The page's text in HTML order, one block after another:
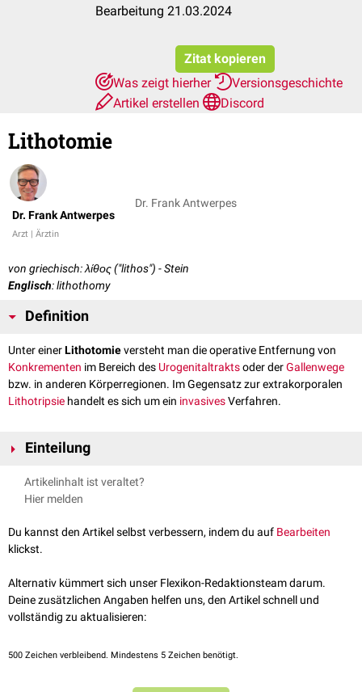
Bearbeitung 21.03.2024
Zitat kopieren
Was zeigt hierher
Versionsgeschichte
Artikel erstellen
Discord
Lithotomie
Dr. Frank Antwerpes
Arzt | Ärztin
Dr. Frank Antwerpes
von griechisch: λίθος ("lithos") - Stein
Englisch: lithothomy
Definition
Unter einerLithotomieversteht man die operative Entfernung von
Konkrementen im Bereich des Urogenitaltraktsoder derGallenwege
bzw. in anderen Körperregionen. Im Gegensatz zur extrakorporalen
Lithotripsie handelt es sich um ein invasivesVerfahren.
Einteilung
Je nach der Lokalisation des entfernten Steins unterschiedet man:
Cholelithotomie
Nephrolithotomie: Entfernung einesNierensteins
Ureterolithotomie
Sialolithotomie: Entfernung einesSpeichelsteins
Artikelinhalt ist veraltet?
Hier melden
Du kannst den Artikel selbst verbessern, indem du auf Bearbeiten
klickst.
Alternativ kümmert sich unser Flexikon-Redaktionsteam darum.
Deine zusätzlichen Angaben helfen uns, den Artikel schnell und
vollständig zu aktualisieren:
500 Zeichen verbleibend. Mindestens 5 Zeichen benötigt.